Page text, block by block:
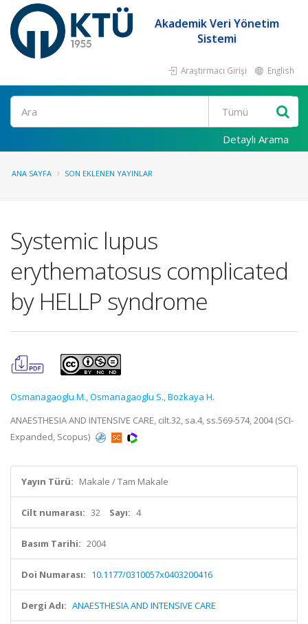
Akademik Veri Yönetim
Sistemi
Araştırmacı Girişi English
Ara
Detaylı Arama
ANA SAYFA SON EKLENEN YAYINLAR
Systemic lupus
erythematosus complicated
by HELLP syndrome
Osmanagaoglu M.,Osmanagaoglu S.,Bozkaya H.
ANAESTHESIA AND INTENSIVE CARE, cilt.32, sa.4, ss.569-574, 2004 (SCI-
Expanded, Scopus)
Yayın Türü: Makale / Tam Makale
Cilt numarası: 32 Sayı: 4
Basım Tarihi: 2004
Doi Numarası: 10.1177/0310057x0403200416
Dergi Adı: ANAESTHESIA AND INTENSIVE CARE